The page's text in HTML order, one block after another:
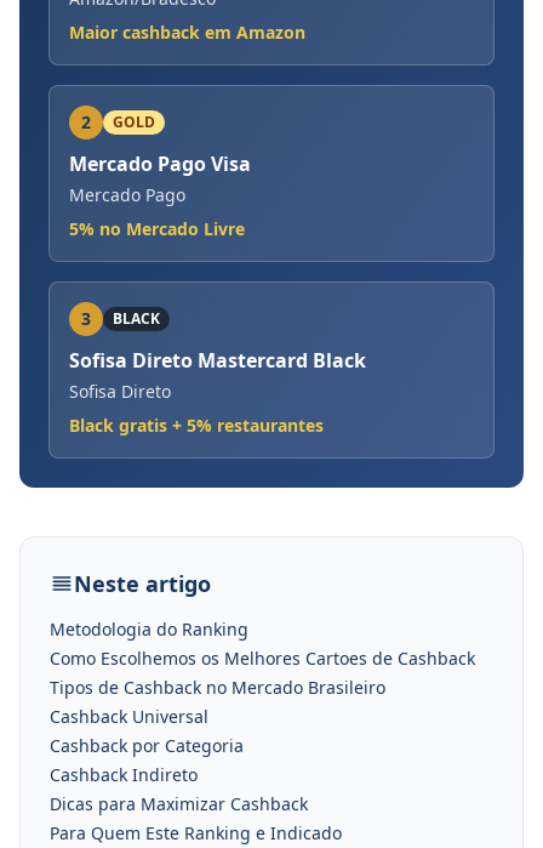
Maior cashback em Amazon
2 GOLD
Mercado Pago Visa
Mercado Pago
5% no Mercado Livre
3 BLACK
Sofisa Direto Mastercard Black
Sofisa Direto
Black gratis + 5% restaurantes
Neste artigo
Metodologia do Ranking
Como Escolhemos os Melhores Cartoes de Cashback
Tipos de Cashback no Mercado Brasileiro
Cashback Universal
Cashback por Categoria
Cashback Indireto
Dicas para Maximizar Cashback
Para Quem Este Ranking e Indicado